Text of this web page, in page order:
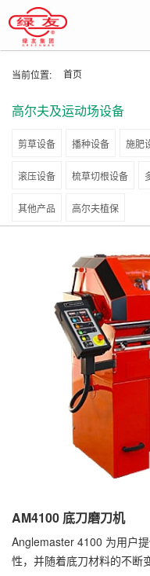
当前位置: 首页
高尔夫及运动场设备
剪草设备 播种设备 施肥
滚压设备 梳草切根设备
其他产品 高尔夫植保
AM4100 底刀磨刀机
Anglemaster 4100 为用户
性，并随着底刀材料的不断